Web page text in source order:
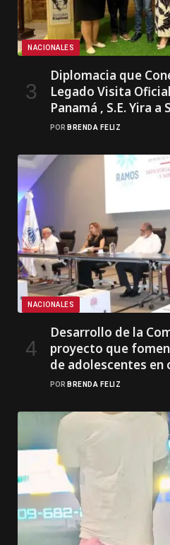
NACIONALES
Diplomacia que
Legado Visita
Panamá , S.E. Yira
POR BRENDA FELIZ
NACIONALES
Desarrollo de la
proyecto que
de adolescentes
POR BRENDA FELIZ